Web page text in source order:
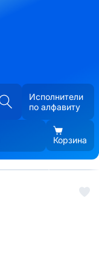
Исполнители
по алфавиту
Корзина